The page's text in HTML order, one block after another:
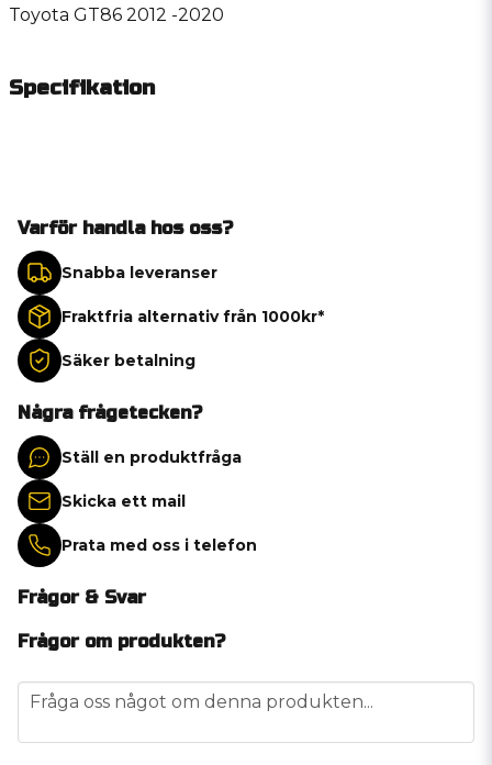
Toyota GT86 2012 -2020
Specifikation
Varför handla hos oss?
Snabba leveranser
Fraktfria alternativ från 1000kr*
Säker betalning
Några frågetecken?
Ställ en produktfråga
Skicka ett mail
Prata med oss i telefon
Frågor & Svar
Frågor om produkten?
question
Fråga oss något om denna produkten...